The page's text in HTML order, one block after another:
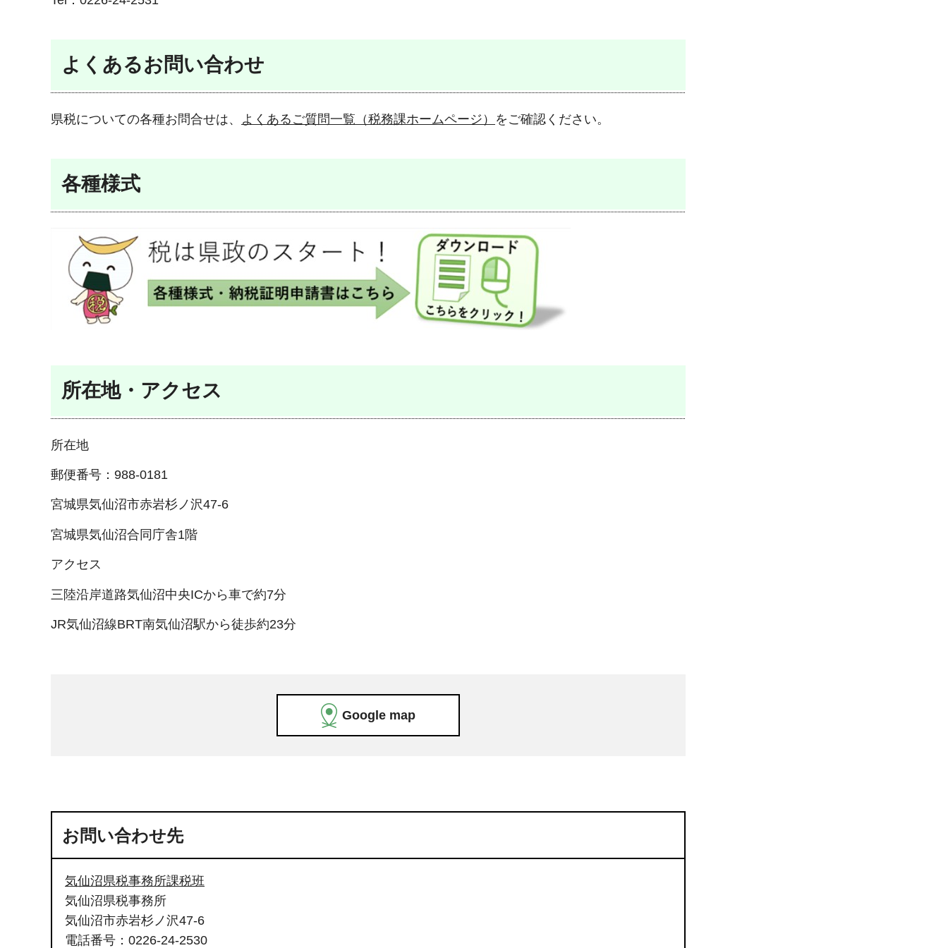
よくあるお問い合わせ
県税についての各種お問合せは、 よくあるご質問一覧（税務課ホームページ） をご確認ください。
各種様式
所在地・アクセス
所在地
郵便番号：988-0181
宮城県気仙沼市赤岩杉ノ沢47-6
宮城県気仙沼合同庁舎1階
アクセス
三陸沿岸道路気仙沼中央ICから車で約7分
JR気仙沼線BRT南気仙沼駅から徒歩約23分
Google map
お問い合わせ先
気仙沼県税事務所課税班
気仙沼県税事務所
気仙沼市赤岩杉ノ沢47-6
電話番号：0226-24-2530